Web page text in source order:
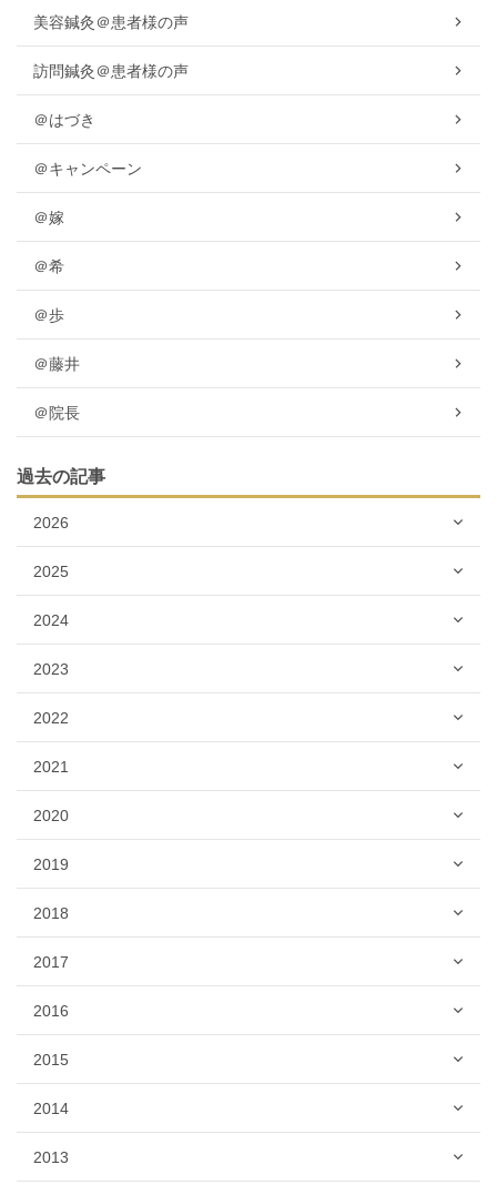
美容鍼灸＠患者様の声
訪問鍼灸＠患者様の声
＠はづき
＠キャンペーン
＠嫁
＠希
＠歩
＠藤井
＠院長
過去の記事
2026
2025
2024
2023
2022
2021
2020
2019
2018
2017
2016
2015
2014
2013